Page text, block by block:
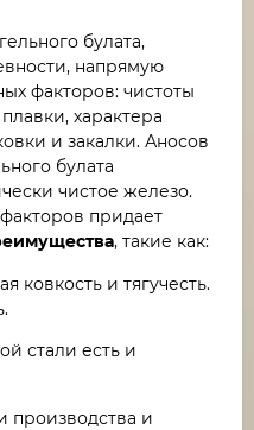
булата,
напрямую
факторов: чистоты
характера
и закалки. Аносов
булата
чистое железо.
придает
, такие как:
ковкость и тягучесть.
стали есть и
производства и